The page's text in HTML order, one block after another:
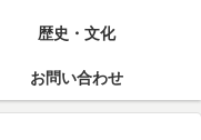
歴史・文化
お問い合わせ